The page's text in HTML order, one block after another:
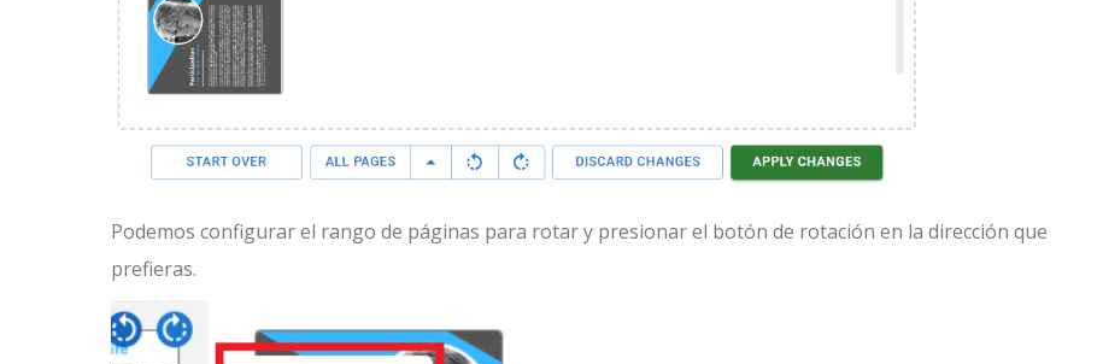
Podemos configurar el rango de páginas para rotar y presionar el botón de rotación en la dirección que
prefieras.